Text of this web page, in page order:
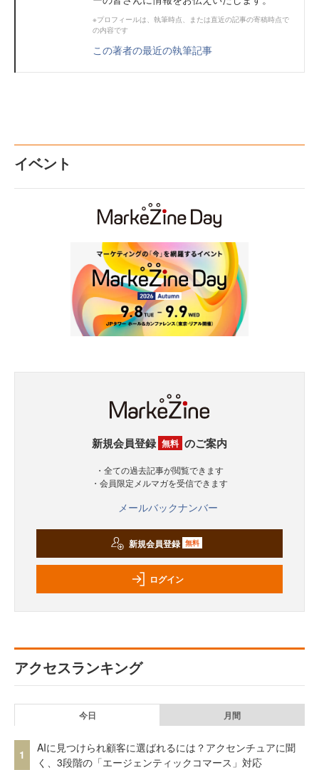
※プロフィールは、執筆時点、または直近の記事の寄稿時点で
の内容です
この著者の最近の執筆記事
イベント
新規会員登録 無料 のご案内
・全ての過去記事が閲覧できます
・会員限定メルマガを受信できます
メールバックナンバー
新規会員登録 無料
ログイン
アクセスランキング
今日 月間
1
AIに見つけられ顧客に選ばれるには？アクセンチュアに聞
く、3段階の「エージェンティックコマース」対応